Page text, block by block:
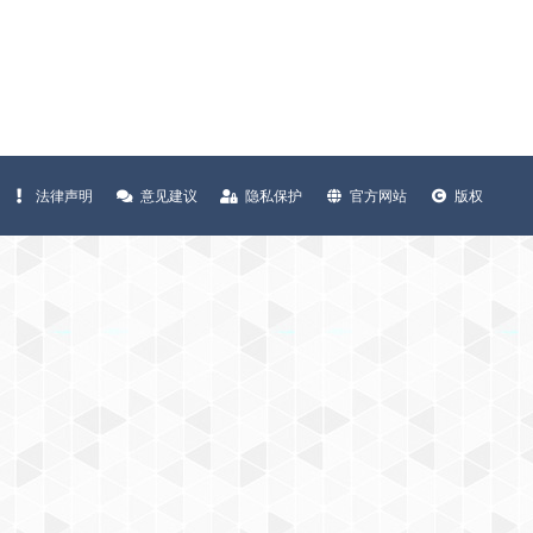
法律声明 意见建议 隐私保护 官方网站 版权